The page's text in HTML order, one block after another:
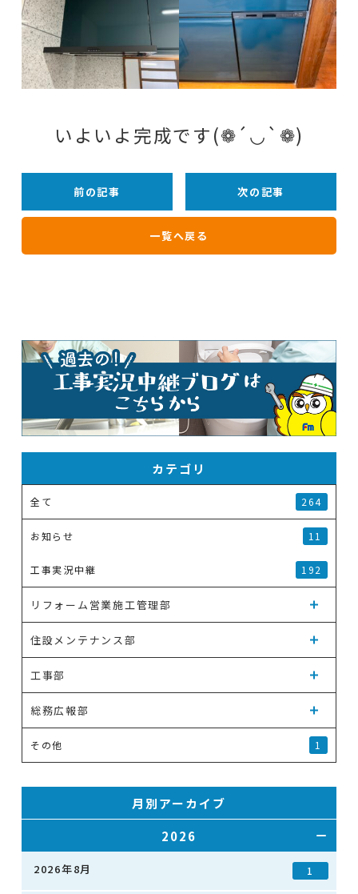
いよいよ完成です(❁´◡`❁)
前の記事 次の記事
一覧へ戻る
カテゴリ
全て 264
お知らせ 11
工事実況中継 192
リフォーム営業施工管理部
住設メンテナンス部
工事部
総務広報部
その他 1
月別アーカイブ
2026
2026年8月 1